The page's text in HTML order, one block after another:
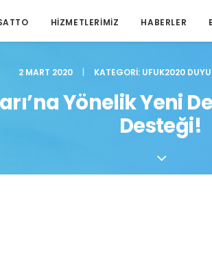
HIZMETLERIMIZ HABERLER
2 MART 2020 | KATEGORI: UFUK2020
Yönelik Yeni
Desteği!